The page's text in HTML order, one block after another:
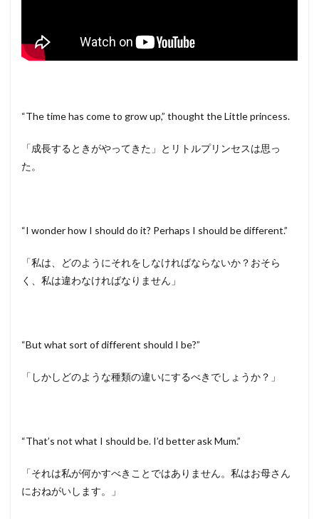
“The time has come to grow up,” thought the Little princess.
「成長するときがやってきた」とリトルプリンセスは思っ
た。
“I wonder how I should do it? Perhaps I should be different.”
「私は、どのようにそれをしなければならないか？おそら
く、私は違わなければなりません」
“But what sort of different should I be?”
「しかしどのような種類の違いにするべきでしょうか？」
“That’s not what I should be. I’d better ask Mum.”
「それは私が何かすべきことではありません。私はお母さん
におねがいします。」